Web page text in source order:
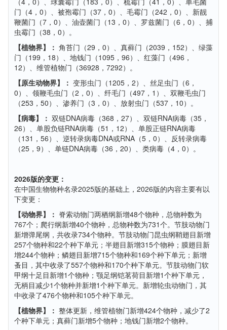
门（4，0）、被孢霉门（37，0）、毛霉门（242，0）、新靓
鞭菌门（7，0）、油壶菌门（13，0）、罗兹菌门（6，0）、捕
虫霉门（38，0）。
【植物界】： 角苔门（29，0）、真藓门（2039，152）、绿藻
门（199，18）、地钱门（1095，96）、红藻门（496，
12）、维管植物门（36928，7292）。
【原生动物界】： 变形虫门（1205，2）、丝足虫门（6，
0）、领鞭毛虫门（2，0）、纤毛门（497，1）、双鞭毛虫门
（253，50）、渗养门（3，0）、放射虫门（537，10）。
【病毒】： 双链DNA病毒（368，27）、双链RNA病毒（35，
26）、单股负链RNA病毒（51，12）、单股正链RNA病毒
（131，56）、逆转录病毒DNA或RNA（5，0）、反转录病毒
（25，9）、单链DNA病毒（36，20）、类病毒（4，0）。
2026版的变更：
在中国生物物种名录2025版的基础上，2026版的内容主要有以
下变更：
【动物界】： 脊索动物门两栖纲新增48个物种，总物种数为
767个；爬行纲新增40个物种，总物种数为731个。节肢动物门
新增弹尾纲，共收录734个物种。节肢动物门昆虫纲鞘翅目新增
257个物种和22个种下单元；半翅目新增315个物种；膜翅目新
增244个物种；鳞翅目新增715个物种和169个种下单元；新增
蚤目，其中收录了557个物种和170个种下单元。节肢动物门软
甲纲十足目新增1个物种；颚足纲铠茗荷目新增1个种下单元，
无柄目减少1个物种并新增1个种下单元。新增轮虫动物门，其
中收录了476个物种和105个种下单元。
【植物界】： 整体更新，维管植物门新增424个物种，减少了2
个种下单元；真藓门新增5个物种；地钱门新增2个物种。